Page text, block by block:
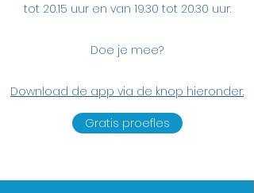
tot 20.15 uur en van 19.30 tot 20.30 uur.
Doe je mee?
Download de app via de knop hieronder.
Gratis proefles